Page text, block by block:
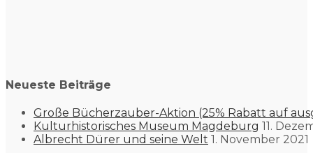
Neueste Beiträge
Große Bücherzauber-Aktion (25% Rabatt auf
Kulturhistorisches Museum Magdeburg 11.
Albrecht Dürer und seine Welt 1. November 2021